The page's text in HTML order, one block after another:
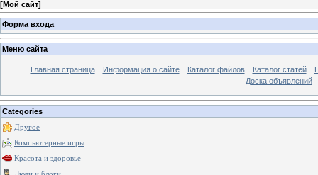
[Мой сайт]
Форма входа
Меню сайта
Главная страница Информация о сайте Каталог файлов Каталог статей
Доска объявлений
Categories
Другое
Компьютерные игры
Красота и здоровье